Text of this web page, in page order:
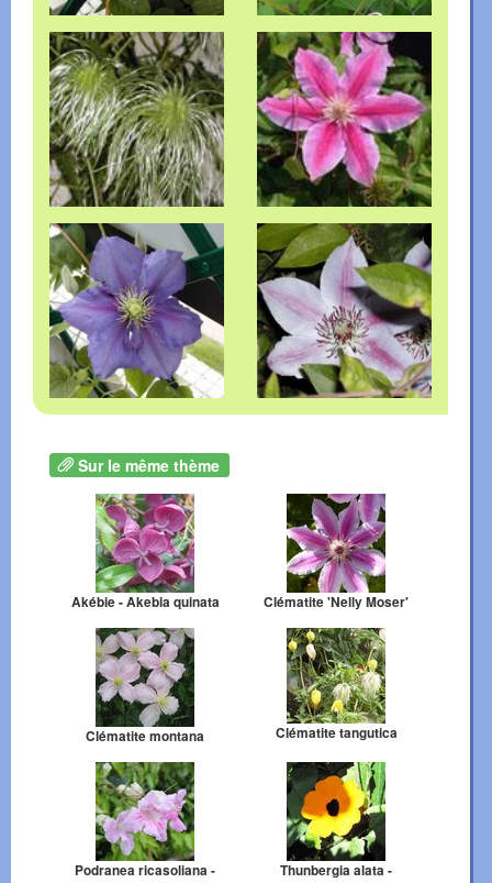
Sur le même thème
Akébie - Akebia quinata Clématite 'Nelly Moser'
Clématite montana Clématite tangutica
Podranea ricasoliana -
Thunbergia alata -